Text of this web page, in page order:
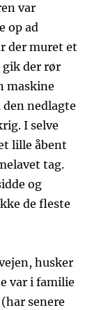
var
op ad
der muret et
gik der rør
maskine
nedlagte
I selve
lille åbent
tag.
og
de fleste
husker
var i familie
senere